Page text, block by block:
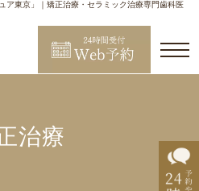
ア東京」｜矯正治療・セラミック治療専門歯科医
治療